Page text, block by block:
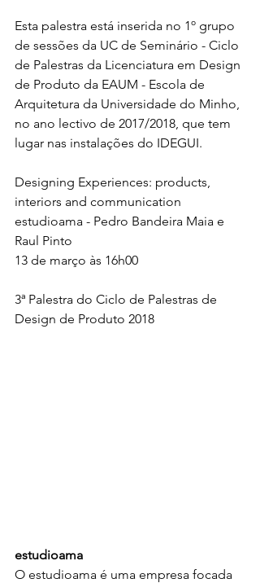
Esta palestra está inserida no 1º grupo
de sessões da UC de Seminário - Ciclo
de Palestras da Licenciatura em Design
de Produto da EAUM - Escola de
Arquitetura da Universidade do Minho,
no ano lectivo de 2017/2018, que tem
lugar nas instalações do IDEGUI.
Designing Experiences: products,
interiors and communication
estudioama - Pedro Bandeira Maia e
Raul Pinto
13 de março às 16h00
3ª Palestra do Ciclo de Palestras de
Design de Produto 2018
estudioama
O estudioama é uma empresa focada